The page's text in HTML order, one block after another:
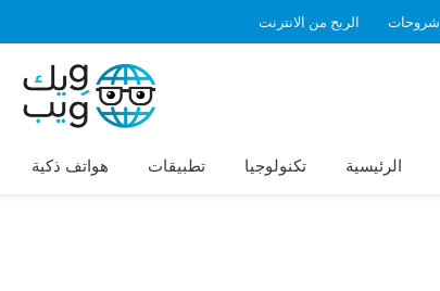
شروحات الربح من الانترنت
الرئيسية تكنولوجيا تطبيقات هواتف ذكية